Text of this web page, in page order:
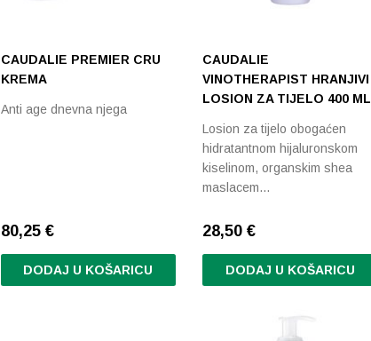
CAUDALIE PREMIER CRU
KREMA
Anti age dnevna njega
80,25 €
DODAJ U KOŠARICU
CAUDALIE
VINOTHERAPIST HRANJIVI
LOSION ZA TIJELO 400 ML
Losion za tijelo obogaćen
hidratantnom hijaluronskom
kiselinom, organskim shea
maslacem…
28,50€
DODAJ U KOŠARICU